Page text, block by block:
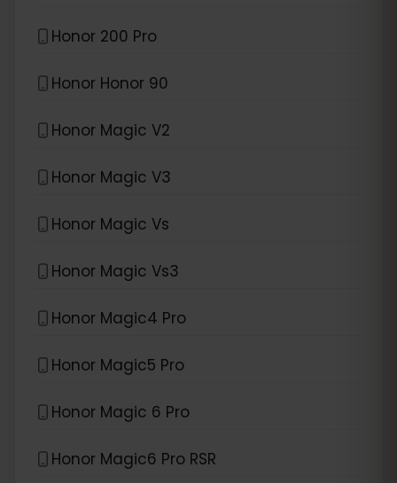
Honor 200 Pro
Honor Honor 90
Honor Magic V2
Honor Magic V3
Honor Magic Vs
Honor Magic Vs3
Honor Magic4 Pro
Honor Magic5 Pro
Honor Magic 6 Pro
Honor Magic6 Pro RSR